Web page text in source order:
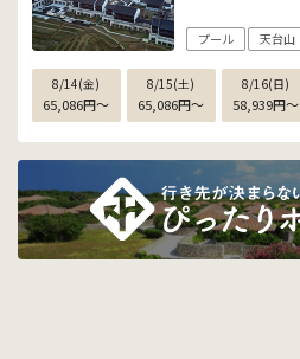
プール 天台山
8/14(金)
65,086円〜
8/15(土)
65,086円〜
8/16(日)
58,939円〜